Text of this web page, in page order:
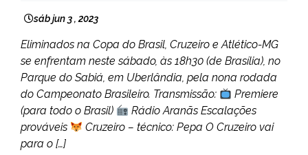
sáb jun 3 , 2023
Eliminados na Copa do Brasil, Cruzeiro e Atlético-MG
se enfrentam neste sábado, às 18h30 (de Brasília), no
Parque do Sabiá, em Uberlândia, pela nona rodada
do Campeonato Brasileiro. Transmissão:
Premiere
(para todo o Brasil)
Rádio Aranãs Escalações
prováveis
Cruzeiro – técnico: Pepa O Cruzeiro vai
para o […]